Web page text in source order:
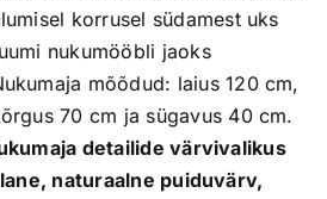
korrusel südamest uks
nukumööbli jaoks
mõõdud: laius 120 cm,
70 cm ja sügavus 40 cm.
detailide värvivalikus
naturaalne puiduvärv,